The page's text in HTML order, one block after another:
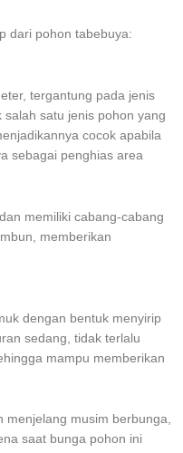
dari pohon tabebuya:
tergantung pada jenis
satu jenis pohon yang
cocok apabila
sebagai penghias area
memiliki cabang-cabang
memberikan
dengan bentuk menyirip
sedang, tidak terlalu
mampu memberikan
menjelang musim berbunga,
saat bunga pohon ini